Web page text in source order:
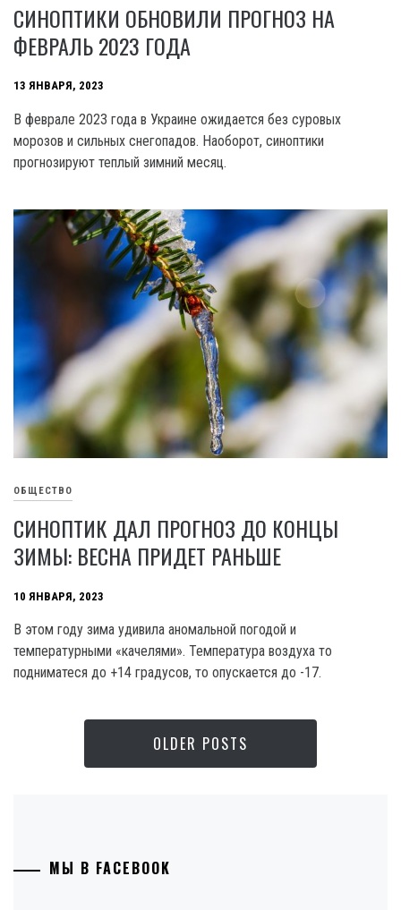
СИНОПТИКИ ОБНОВИЛИ ПРОГНОЗ НА
ФЕВРАЛЬ 2023 ГОДА
13 ЯНВАРЯ, 2023
В феврале 2023 года в Украине ожидается без суровых
морозов и сильных снегопадов. Наоборот, синоптики
прогнозируют теплый зимний месяц.
ОБЩЕСТВО
CИНОПТИК ДАЛ ПРОГНОЗ ДО КОНЦЫ
ЗИМЫ: ВЕСНА ПРИДЕТ РАНЬШЕ
10 ЯНВАРЯ, 2023
В этом году зима удивила аномальной погодой и
температурными «качелями». Температура воздуха то
подниматеся до +14 градусов, то опускается до -17.
OLDER POSTS
МЫ В FACEBOOK